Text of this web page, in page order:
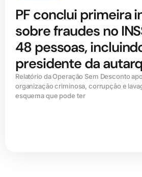
PF conclui primeira
sobre fraudes no
48 pessoas,
presidente da
Relatório da Operação Sem Desconto
organização criminosa, corrupção e
esquema que pode ter